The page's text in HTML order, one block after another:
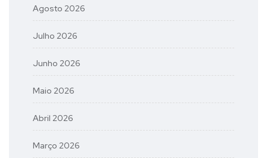
Agosto 2026
Julho 2026
Junho 2026
Maio 2026
Abril 2026
Março 2026